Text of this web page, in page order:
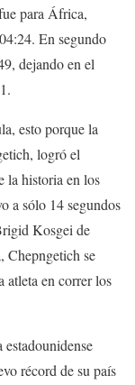
para África,
En segundo
dejando en el
esto porque la
logró el
la historia en los
a sólo 14 segundos
Kosgei de
Chepngetich se
atleta en correr los
récord de su país